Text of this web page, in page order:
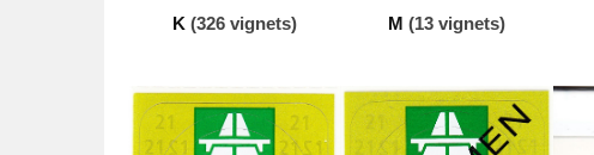
k
v
K (326 vignets) M(13 vignets)